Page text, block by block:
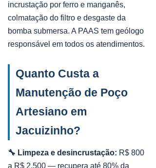
incrustação por ferro e manganês,
colmatação do filtro e desgaste da
bomba submersa. A PAAS tem geólogo
responsável em todos os atendimentos.
Quanto Custa a
Manutenção de Poço
Artesiano em
Jacuizinho?
🔧 Limpeza e desincrustação: R$ 800
a R$ 2.500 — recupera até 80% da